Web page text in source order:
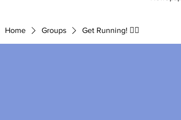
Home Groups Get Running! 🏃‍♀️